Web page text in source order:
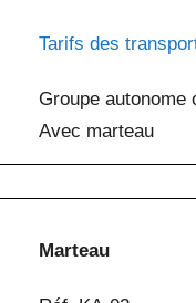
Tarifs des
Groupe autonome
Avec marteau
Marteau